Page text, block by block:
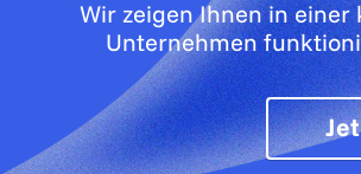
Wir zeigen Ihnen in einer
Unternehmen